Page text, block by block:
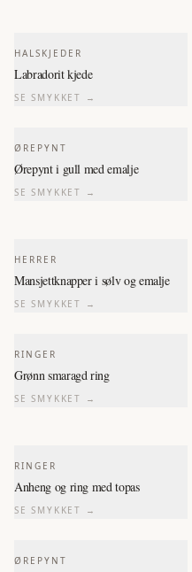
HALSKJEDER
Labradorit kjede
SE SMYKKET →
ØREPYNT
Ørepynt i gull med emalje
SE SMYKKET →
HERRER
Mansjettknapper i sølv og emalje
SE SMYKKET →
RINGER
Grønn smaragd ring
SE SMYKKET →
RINGER
Anheng og ring med topas
SE SMYKKET →
ØREPYNT